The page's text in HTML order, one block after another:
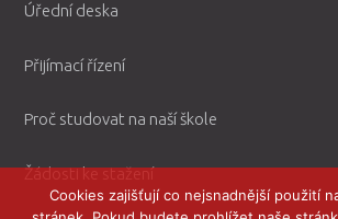
Úřední deska
Přijímací řízení
Proč studovat na naší škole
Žádosti ke stažení
Cookies zajišťují co nejsnadnější použití